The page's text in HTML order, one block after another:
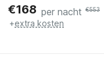
€168 per nacht €553
+extra kosten